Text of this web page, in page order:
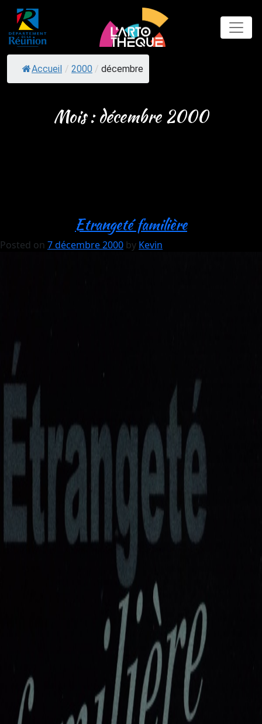
Skip
content
Accueil / 2000 / décembre
Mois :décembre 2000
Etrangeté familière
Posted on 7 décembre 2000 by Kevin